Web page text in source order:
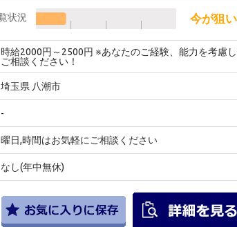
状況 今が狙い
時給2000円～2500円 ※あなたのご経験、能力を考慮
ご相談ください！
埼玉県 八潮市
-
曜日,時間はお気軽にご相談ください
なし(年中無休)